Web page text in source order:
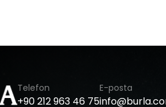
Telefon
+90212963 46 75
E-posta